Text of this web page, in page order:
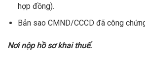
hợp đồng).
Bản sao CMND/CCCD đã công
Nơi nộp hồ sơ khai thuế.